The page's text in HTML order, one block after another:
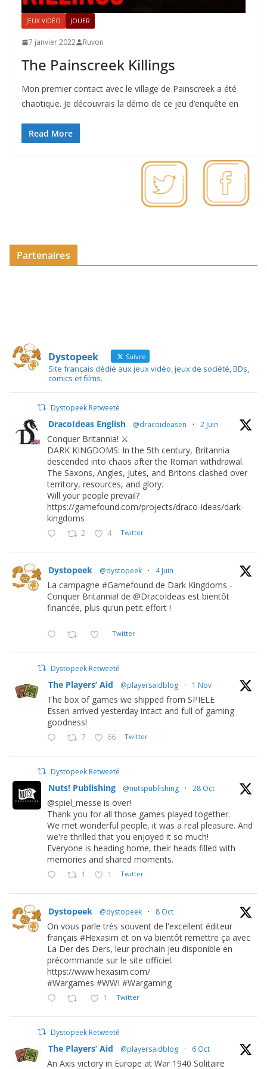
JEUX VIDÉO JOUER
7 janvier 2022 Ruvon
The Painscreek Killings
Mon premier contact avec le village de Painscreek a été
chaotique. Je découvrais la démo de ce jeu d’enquête en
Read More
Partenaires
Dystopeek Suivre
Site français dédié aux jeux vidéo, jeux de société, BDs,
comics et films.
Dystopeek Retweeté
DracoIdeas English @dracoideasen · 2 Juin
Conquer Britannia! ⚔️
DARK KINGDOMS: In the 5th century, Britannia
descended into chaos after the Roman withdrawal.
The Saxons, Angles, Jutes, and Britons clashed over
territory, resources, and glory.
Will your people prevail?
https://gamefound.com/projects/draco-ideas/dark-
kingdoms
2 4 Twitter
Dystopeek @dystopeek · 4 Juin
La campagne #Gamefound de Dark Kingdoms -
Conquer Britannia! de @DracoIdeas est bientôt
financée, plus qu'un petit effort !
Twitter
Dystopeek Retweeté
The Players’ Aid @playersaidblog · 1 Nov
The box of games we shipped from SPIELE
Essen arrived yesterday intact and full of gaming
goodness!
7 66 Twitter
Dystopeek Retweeté
Nuts! Publishing @nutspublishing · 28 Oct
@spiel_messe is over!
Thank you for all those games played together.
We met wonderful people, it was a real pleasure. And
we're thrilled that you enjoyed it so much!
Everyone is heading home, their heads filled with
memories and shared moments.
1 1 Twitter
Dystopeek @dystopeek · 8 Oct
On vous parle très souvent de l'excellent éditeur
français #Hexasim et on va bientôt remettre ça avec
La Der des Ders, leur prochain jeu disponible en
précommande sur le site officiel.
https://www.hexasim.com/
#Wargames #WWI #Wargaming
1 Twitter
Dystopeek Retweeté
The Players’ Aid @playersaidblog · 6 Oct
An Axis victory in Europe at War 1940 Solitaire